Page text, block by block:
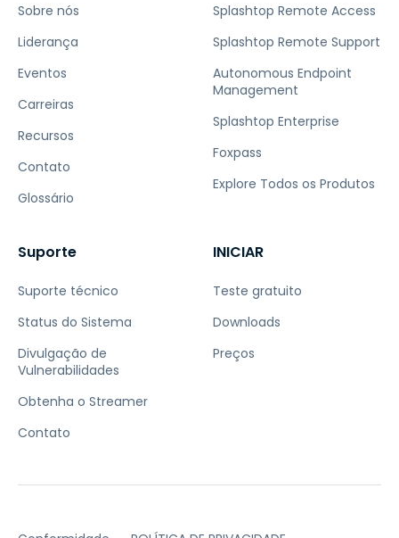
Sobre nós
Liderança
Eventos
Carreiras
Recursos
Contato
Glossário
Splashtop Remote Access
Splashtop Remote Support
Autonomous Endpoint
Management
Splashtop Enterprise
Foxpass
Explore Todos os Produtos
Suporte
Suporte técnico
Status do Sistema
Divulgação de
Vulnerabilidades
Obtenha o Streamer
Contato
INICIAR
Teste gratuito
Downloads
Preços